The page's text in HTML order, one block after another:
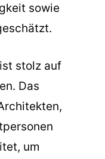
sowie
stolz auf
Das
um